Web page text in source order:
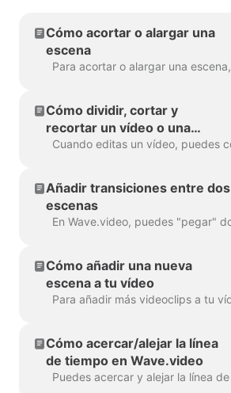
Cómo acortar o alargar una
escena
Cómo dividir, cortar y
recortar un vídeo o una
escena de vídeo
Añadir transiciones entre dos
escenas
Cómo añadir una nueva
escena a tu vídeo
Cómo acercar/alejar la línea
de tiempo en Wave.video